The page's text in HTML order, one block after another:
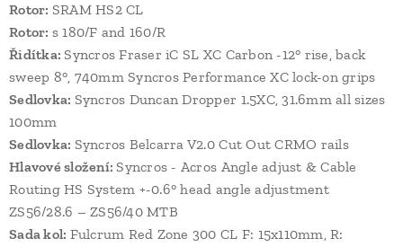
Rotor: SRAM HS2 CL
Rotor: s 180/F and 160/R
Řidítka: Syncros Fraser iC SL XC Carbon -12° rise, back
sweep 8°, 740mm Syncros Performance XC lock-on grips
Sedlovka: Syncros Duncan Dropper 1.5XC, 31.6mm all sizes
100mm
Sedlovka: Syncros Belcarra V2.0 Cut Out CRMO rails
Hlavové složení: Syncros - Acros Angle adjust & Cable
Routing HS System +-0.6° head angle adjustment
ZS56/28.6 – ZS56/40 MTB
Sada kol: Fulcrum Red Zone 300 CL F: 15x110mm, R: